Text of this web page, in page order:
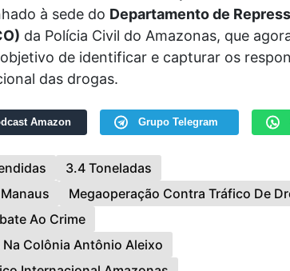
à sede do Departamento de
da Polícia Civil do Amazonas, que
de identificar e capturar os
das drogas.
Amazon Grupo Telegram
3.4 Toneladas
Megaoperação Contra Tráfico De
Ao Crime
Colônia Antônio Aleixo